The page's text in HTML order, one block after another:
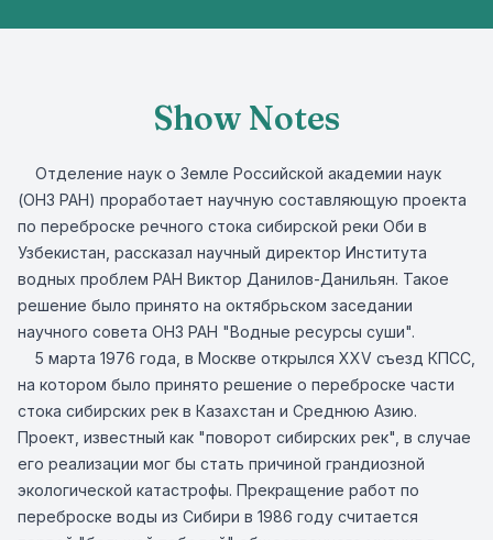
Show Notes
Отделение наук о Земле Российской академии наук
(ОНЗ РАН) проработает научную составляющую проекта
по переброске речного стока сибирской реки Оби в
Узбекистан, рассказал научный директор Института
водных проблем РАН Виктор Данилов-Данильян. Такое
решение было принято на октябрьском заседании
научного совета ОНЗ РАН "Водные ресурсы суши".
5 марта 1976 года, в Москве открылся XXV съезд КПСС,
на котором было принято решение о переброске части
стока сибирских рек в Казахстан и Среднюю Азию.
Проект, известный как "поворот сибирских рек", в случае
его реализации мог бы стать причиной грандиозной
экологической катастрофы. Прекращение работ по
переброске воды из Сибири в 1986 году считается